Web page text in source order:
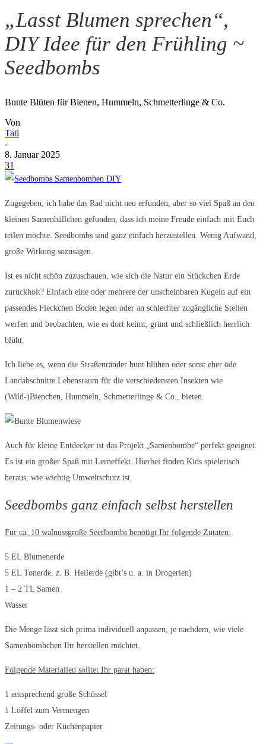
„Lasst Blumen sprechen“,
DIY Idee für den Frühling ~
Seedbombs
Bunte Blüten für Bienen, Hummeln, Schmetterlinge & Co.
Von
Tati
-
8. Januar 2025
31
Zugegeben, ich habe das Rad nicht neu erfunden, aber so viel Spaß an den
kleinen Samenbällchen gefunden, dass ich meine Freude einfach mit Euch
teilen möchte. Seedbombs sind ganz einfach herzustellen. Wenig Aufwand,
große Wirkung sozusagen.
Ist es nicht schön zuzuschauen, wie sich die Natur ein Stückchen Erde
zurückholt? Einfach eine oder mehrere der unscheinbaren Kugeln auf ein
passendes Fleckchen Boden legen oder an schlechter zugängliche Stellen
werfen und beobachten, wie es dort keimt, grünt und schließlich herrlich
blüht.
Ich liebe es, wenn die Straßenränder bunt blühen oder sonst eher öde
Landabschnitte Lebensraum für die verschiedensten Insekten wie
(Wild-)Bienchen, Hummeln, Schmetterlinge & Co., bieten.
Auch für kleine Entdecker ist das Projekt „Samenbombe“ perfekt geeignet.
Es ist ein großer Spaß mit Lerneffekt. Hierbei finden Kids spielerisch
heraus, wie wichtig Umweltschutz ist.
Seedbombs ganz einfach selbst herstellen
Für ca. 10 walnussgroße Seedbombs benötigt Ihr folgende Zutaten:
5 EL Blumenerde
5 EL Tonerde, z. B. Heilerde (gibt’s u. a. in Drogerien)
1 – 2 TL Samen
Wasser
Die Menge lässt sich prima individuell anpassen, je nachdem, wie viele
Samenbömbchen Ihr herstellen möchtet.
Folgende Materialien solltet Ihr parat haben:
1 entsprechend große Schüssel
1 Löffel zum Vermengen
Zeitungs- oder Küchenpapier